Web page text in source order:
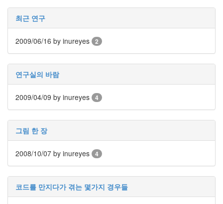
최근 연구
2009/06/16 by inureyes 2
연구실의 바람
2009/04/09 by inureyes 4
그림 한 장
2008/10/07 by inureyes 4
코드를 만지다가 겪는 몇가지 경우들
웃
LG
자
모
바
일
부
불
지
계
획
(1)
CODE
keyboard